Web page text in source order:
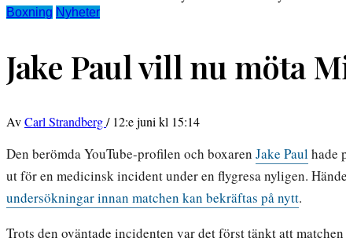
Boxning Nyheter
Jake Paul vill nu möta
AvCarl Strandberg/ 12:e juni kl 15:14
Den berömda YouTube-profilen och boxaren Jake Paulhade
ut för en medicinsk incident under en flygresa nyligen.
undersökningar innan matchen kan bekräftas på nytt.
Trots den oväntade incidenten var det först tänkt att